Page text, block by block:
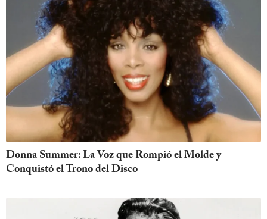
Donna Summer: La Voz que Rompió el Molde y
Conquistó el Trono del Disco